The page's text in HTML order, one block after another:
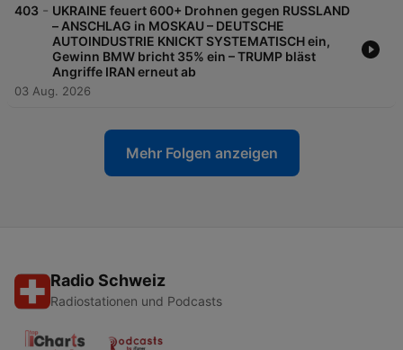
403 - UKRAINE feuert 600+ Drohnen gegen RUSSLAND
– ANSCHLAG in MOSKAU – DEUTSCHE
AUTOINDUSTRIE KNICKT SYSTEMATISCH ein,
Gewinn BMW bricht 35% ein – TRUMP bläst
Angriffe IRAN erneut ab
03 Aug. 2026
Mehr Folgen anzeigen
Radio Schweiz
Radiostationen und Podcasts